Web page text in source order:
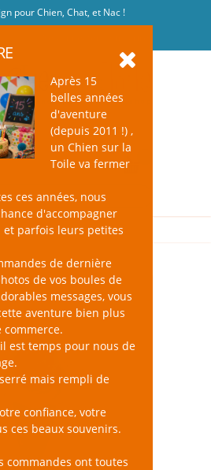
pour Chien, Chat, et Nac !
Après 15
belles années
d'aventure
(depuis 2011 !) ,
un Chien sur la
Toile va fermer
ces années, nous
d'accompagner
et parfois leurs petites
de dernière
de vos boules de
messages, vous
aventure bien plus
est temps pour nous de
mais rempli de
confiance, votre
ces beaux souvenirs.
commandes ont toutes